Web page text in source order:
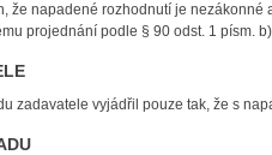
napadené rozhodnutí je nezákonné
projednání podle § 90 odst. 1 písm.
vyjádřil pouze tak, že s